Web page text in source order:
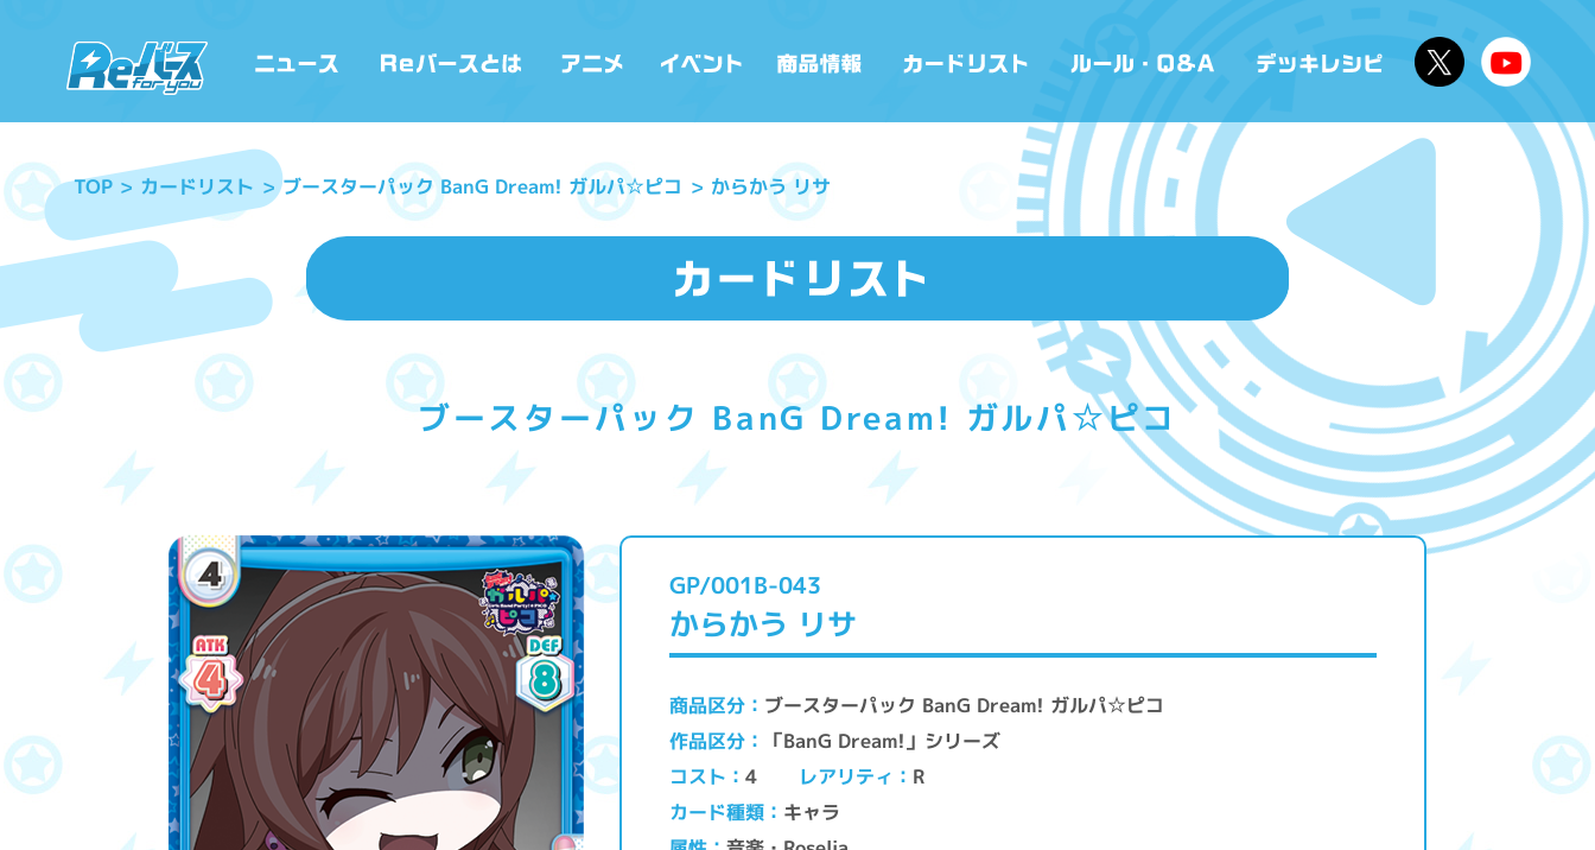
TOP カードリスト ブースターパック BanG Dream! ガルパ☆ピコ からかう リサ
ブースターパック BanG Dream! ガルパ☆ピコ
GP/001B-043
からかう リサ
商品区分 ブースターパック BanG Dream! ガルパ☆ピコ
作品区分 「BanG Dream!」シリーズ
コスト 4 レアリティ R
カード種類 キャラ